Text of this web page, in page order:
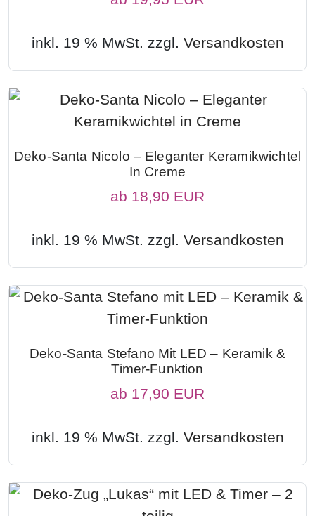
inkl. 19 % MwSt. zzgl. Versandkosten
Deko-Santa Nicolo – Eleganter Keramikwichtel
In Creme
ab 18,90 EUR
inkl. 19 % MwSt. zzgl. Versandkosten
Deko-Santa Stefano Mit LED – Keramik &
Timer-Funktion
ab 17,90 EUR
inkl. 19 % MwSt. zzgl. Versandkosten